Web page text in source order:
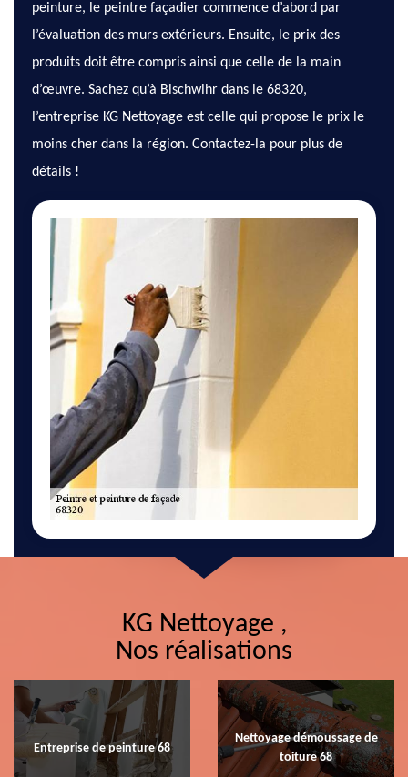
peinture, le peintre façadier commence d’abord par
l’évaluation des murs extérieurs. Ensuite, le prix des
produits doit être compris ainsi que celle de la main
d’œuvre. Sachez qu’à Bischwihr dans le 68320,
l’entreprise KG Nettoyage est celle qui propose le prix le
moins cher dans la région. Contactez-la pour plus de
détails !
KG Nettoyage ,
Nos réalisations
Entreprise de peinture 68
Nettoyage démoussage de
toiture 68